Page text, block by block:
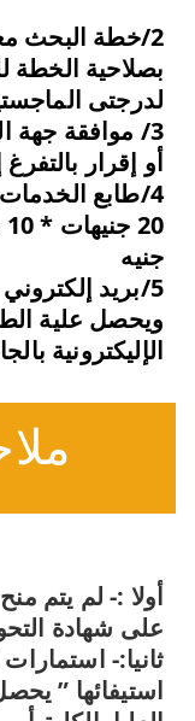
2/خطة البحث
بصلاحية الخطة
لدرجتى
3/ موافقة جهة
أو إقرار
4/طابع
جنيه
5/بريد
ويحصل علية
الإليكترونية
أولا :- لم يتم
على شهادة
ثانيا:-
استيفائها ”